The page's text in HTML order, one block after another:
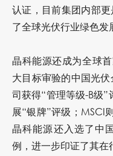
认证，目前集团内部
了全球光伏行业绿色发
晶科能源还成为全球
大目标审验的中国光
司获得“管理等级-B级”
展“银牌”评级；MSCI
晶科能源还入选了中
例，进一步印证了其在